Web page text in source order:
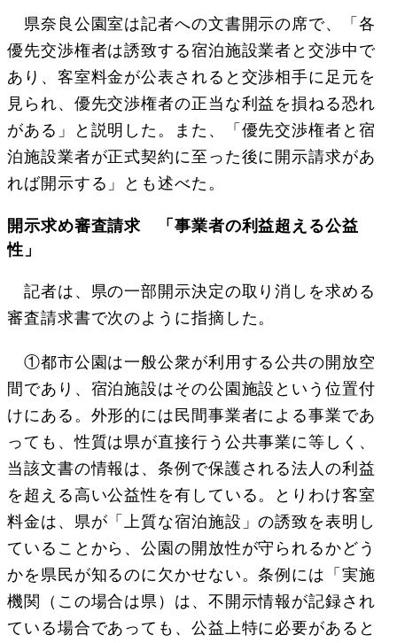
県奈良公園室は記者への文書開示の席で、「各
優先交渉権者は誘致する宿泊施設業者と交渉中で
あり、客室料金が公表されると交渉相手に足元を
見られ、優先交渉権者の正当な利益を損ねる恐れ
がある」と説明した。また、「優先交渉権者と宿
泊施設業者が正式契約に至った後に開示請求があ
れば開示する」とも述べた。
開示求め審査請求 「事業者の利益超える公益
性」
記者は、県の一部開示決定の取り消しを求める
審査請求書で次のように指摘した。
①都市公園は一般公衆が利用する公共の開放空
間であり、宿泊施設はその公園施設という位置付
けにある。外形的には民間事業者による事業であ
っても、性質は県が直接行う公共事業に等しく、
当該文書の情報は、条例で保護される法人の利益
を超える高い公益性を有している。とりわけ客室
料金は、県が「上質な宿泊施設」の誘致を表明し
ていることから、公園の開放性が守られるかどう
かを県民が知るのに欠かせない。条例には「実施
機関（この場合は県）は、不開示情報が記録され
ている場合であっても、公益上特に必要があると